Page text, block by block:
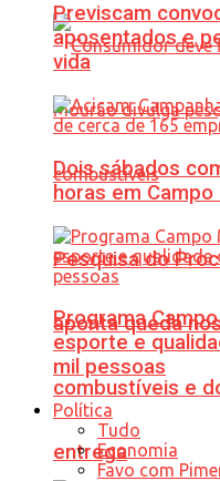
Pesquisa do
aponta queda
combustíveis e
entrega
Previscam
aposentados e
vida
Dois sábados
horas em
Programa
esporte e
mil pessoas
Política
Tudo
Economia
Favo com